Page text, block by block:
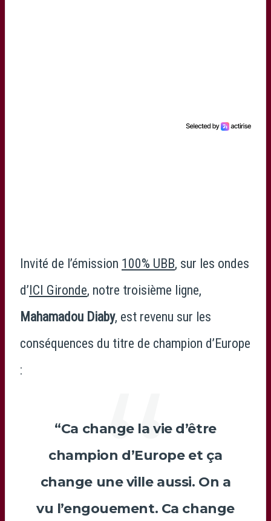
Invité de l’émission 100% UBB, sur les ondes
d’ICI Gironde, notre troisième ligne,
Mahamadou Diaby, est revenu sur les
conséquences du titre de champion d’Europe
:
“Ca change la vie d’être
champion d’Europe et ça
change une ville aussi. On a
vu l’engouement. Ca change